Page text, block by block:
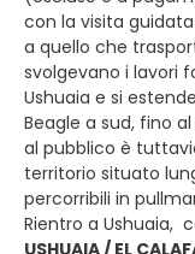
con la visita
a quello che
svolgevano i lavori
Ushuaia e si
Beagle a sud, fino
al pubblico è
territorio situato
percorribili in
Rientro a Ushuaia,
USHUAIA / EL